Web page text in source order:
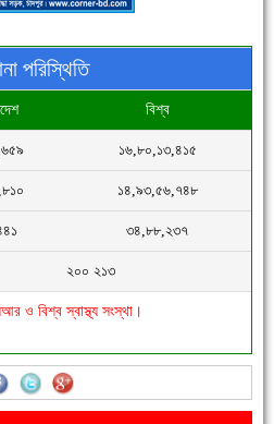
সভা
চিরকাল স্মরণ করবে'
পরিস্থিতি
বিশ্ব
১৬,৮০,১৩,৪১৫
১৪,৯৩,৫৬,৭৪৮
৩৪,৮৮,২৩৭
২০০ ২১৩
ও বিশ্ব স্বাস্থ্য সংস্থা।